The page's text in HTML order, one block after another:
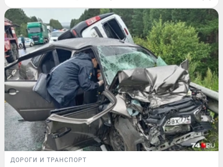
ДОРОГИ И ТРАНСПОРТ